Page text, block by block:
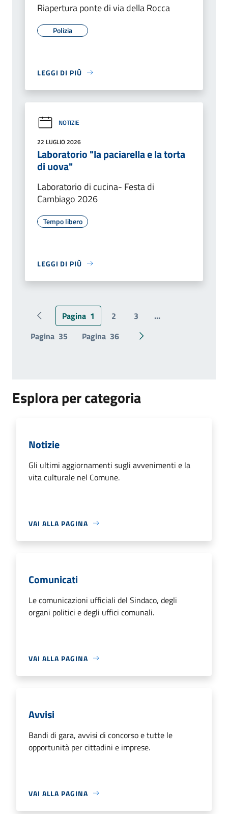
Riapertura ponte di via della Rocca
Polizia
LEGGI DI PIÙ
NOTIZIE
22 LUGLIO 2026
Laboratorio "la paciarella e la torta
di uova"
Laboratorio di cucina- Festa di
Cambiago 2026
Tempo libero
LEGGI DI PIÙ
Pagina precedente
Pagina 1 2 3
...
Pagina 35 Pagina 36 Pagina successiva
Esplora per categoria
Notizie
Gli ultimi aggiornamenti sugli avvenimenti e la
vita culturale nel Comune.
VAI ALLA PAGINA
Comunicati
Le comunicazioni ufficiali del Sindaco, degli
organi politici e degli uffici comunali.
VAI ALLA PAGINA
Avvisi
Bandi di gara, avvisi di concorso e tutte le
opportunità per cittadini e imprese.
VAI ALLA PAGINA